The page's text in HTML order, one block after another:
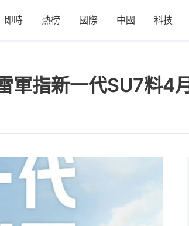
即時 熱榜 國際 中國 科技
軍指新一代SU7料4